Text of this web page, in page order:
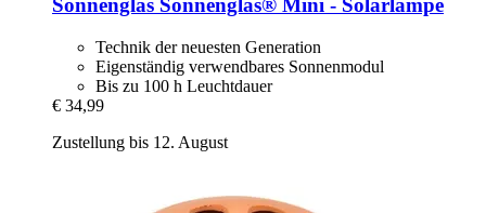
Sonnenglas Sonnenglas® Mini -​ Solarlampe
Technik der neuesten Generation
Eigenständig verwendbares Sonnenmodul
Bis zu 100 h Leuchtdauer
€ 34,99
Zustellung bis 12. August